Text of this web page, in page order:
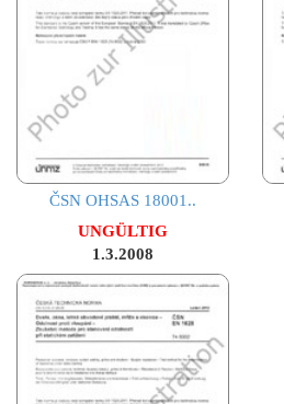
ČSN OHSAS 18001..
UNGÜLTIG
1.3.2008